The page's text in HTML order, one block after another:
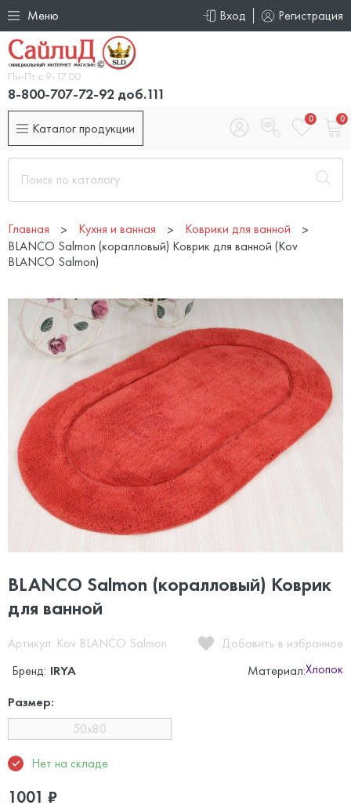
Меню Вход Регистрация
Пн-Пт с 9-17.00
8-800-707-72-92 доб.111
Каталог продукции
0 0
Главная Кухня и ванная
Коврики для ванной
BLANCO Salmon (коралловый) Коврик для ванной (Kov
BLANCO Salmon)
BLANCO Salmon (коралловый) Коврик
для ванной
Артикул: Kov BLANCO Salmon
Добавить в избранное
Бренд: IRYA Материал:Хлопок
Размер:
50x80
Нет на складе
1001 ₽